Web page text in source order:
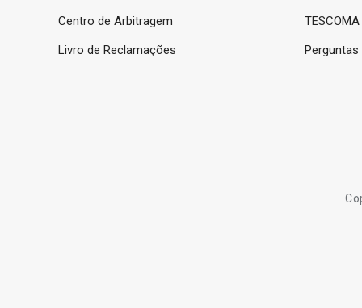
Centro de Arbitragem
Livro de Reclamações
Perguntas